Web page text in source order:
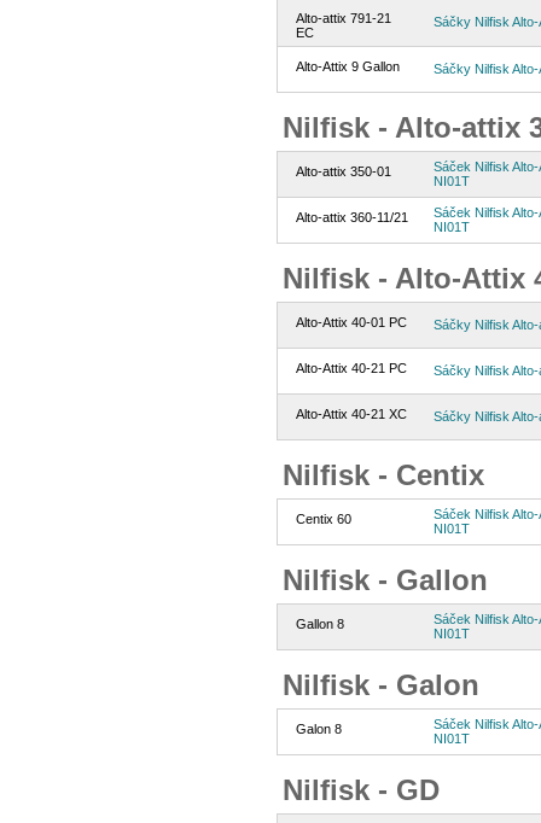
Alto-attix 791-21
EC
Sáčky Nilfisk
Alto-Attix 9 Gallon Sáčky Nilfisk
Nilfisk - Alto-attix
Alto-attix 350-01
Sáček Nilfisk
NI01T
Alto-attix 360-11/21
Sáček Nilfisk
NI01T
Nilfisk - Alto-Attix
Alto-Attix 40-01 PC Sáčky Nilfisk
Alto-Attix 40-21 PC Sáčky Nilfisk
Alto-Attix 40-21 XC Sáčky Nilfisk
Nilfisk - Centix
Centix 60
Sáček Nilfisk
NI01T
Nilfisk - Gallon
Gallon 8
Sáček Nilfisk
NI01T
Nilfisk - Galon
Galon 8
Sáček Nilfisk
NI01T
Nilfisk - GD